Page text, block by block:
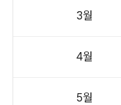
3월
4월
5월